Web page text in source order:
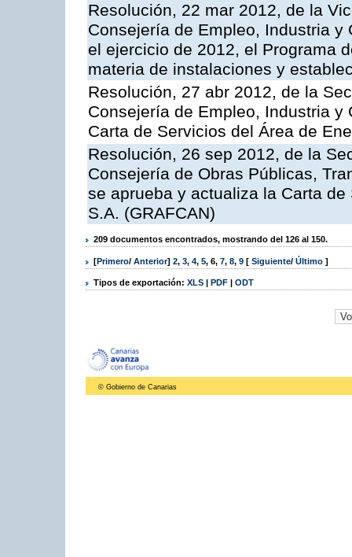
Resolución, 22 mar 2012, de la
Consejería de Empleo, Industria
el ejercicio de 2012, el Programa
materia de instalaciones y
Resolución, 27 abr 2012, de la
Consejería de Empleo, Industria
Carta de Servicios del Área de
Resolución, 26 sep 2012, de la
Consejería de Obras Públicas,
se aprueba y actualiza la Carta
S.A. (GRAFCAN)
209 documentos encontrados, mostrando del 126 al 150.
[Primero/ Anterior] 2, 3, 4, 5, 6, 7, 8, 9 [ Siguiente/ Último ]
Tipos de exportación: XLS | PDF | ODT
© Gobierno de Canarias